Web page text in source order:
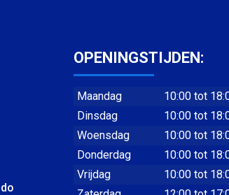
OPENINGSTIJDEN:
Maandag
10:00 tot
Dinsdag
10:00 tot
Woensdag
10:00 tot
Donderdag
10:00 tot
Vrijdag
10:00 tot